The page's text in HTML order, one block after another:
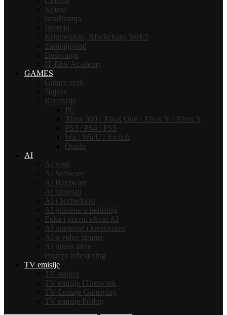
Sajtovi
Istraživanja
Intervju
Kriptovalute, Blockchain, Web3
Zanimljivosti
Dešavanja
IT Elite Academy
GAMES
Games vesti
Najave
Recenzije
PC
Xbox 360 / Xbox One / Xbox X / Xbox S
PS3 / PS4 / PS5
Wii / Wii U / Switch
Ostalo
AI
AI vesti
AI Software
AI Hardware
AI tutorijali
AI i bezbednost
AI primene u industriji
Etika i pravni okviri AI
AI umetnost i kreativnost
AI u video igrama
AI biznis ideje
Prompt inženjering
TV emisije
TV stanice
TV emisije ITnetwork
TV Emisije Gameplay
TV emisije Prolog